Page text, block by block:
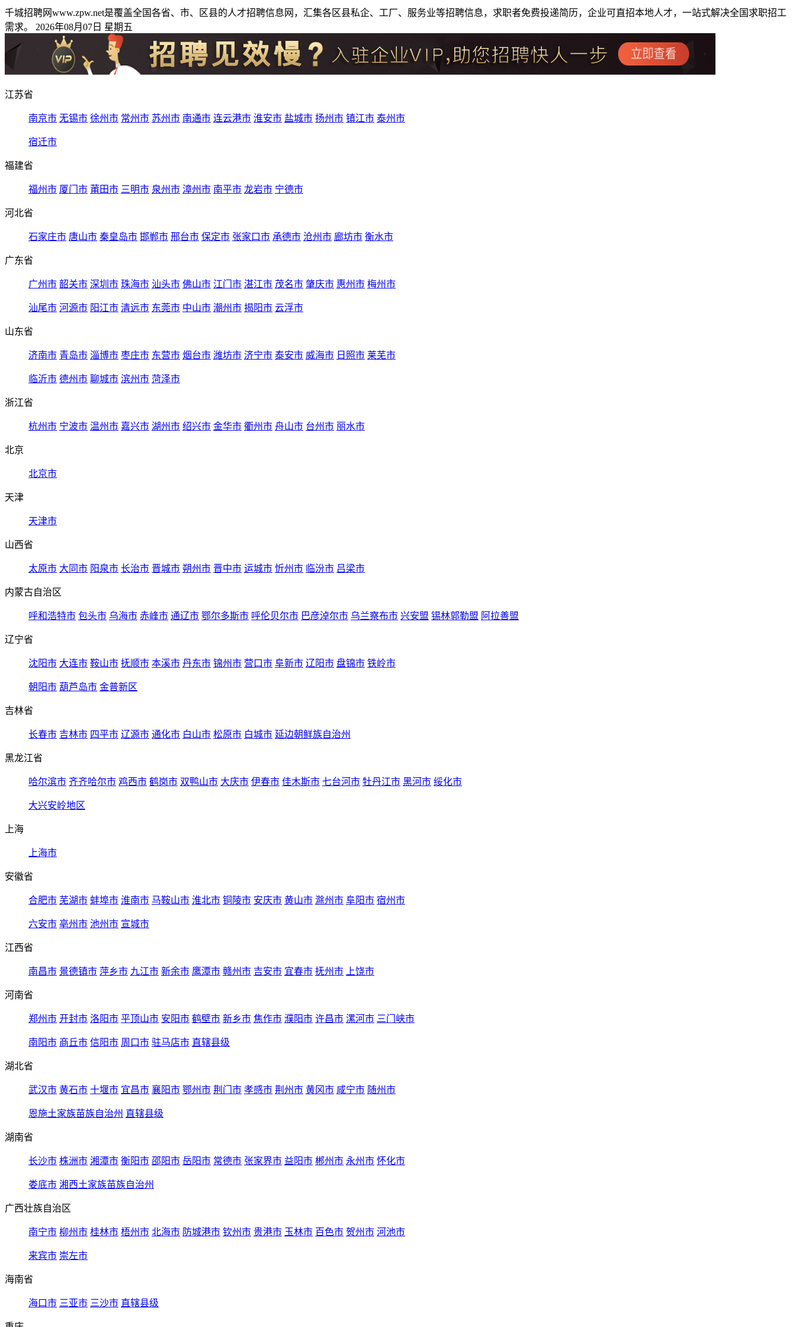
千城招聘网www.zpw.net是覆盖全国各省、市、区县的人才招聘信息网，汇集各区县私企、工厂、服务业等招聘信息，求职者免费投递简历，企业可直招本地人才，一站式解决全国求职招工
需求。 2026年08月07日 星期五
江苏省
南京市 无锡市 徐州市 常州市 苏州市 南通市 连云港市 淮安市 盐城市 扬州市 镇江市 泰州市
宿迁市
福建省
福州市 厦门市 莆田市 三明市 泉州市 漳州市 南平市 龙岩市 宁德市
河北省
石家庄市 唐山市 秦皇岛市 邯郸市 邢台市 保定市 张家口市 承德市 沧州市 廊坊市 衡水市
广东省
广州市 韶关市 深圳市 珠海市 汕头市 佛山市 江门市 湛江市 茂名市 肇庆市 惠州市 梅州市
汕尾市 河源市 阳江市 清远市 东莞市 中山市 潮州市 揭阳市 云浮市
山东省
济南市 青岛市 淄博市 枣庄市 东营市 烟台市 潍坊市 济宁市 泰安市 威海市 日照市 莱芜市
临沂市 德州市 聊城市 滨州市 菏泽市
浙江省
杭州市 宁波市 温州市 嘉兴市 湖州市 绍兴市 金华市 衢州市 舟山市 台州市 丽水市
北京
北京市
天津
天津市
山西省
太原市 大同市 阳泉市 长治市 晋城市 朔州市 晋中市 运城市 忻州市 临汾市 吕梁市
内蒙古自治区
呼和浩特市 包头市 乌海市 赤峰市 通辽市 鄂尔多斯市 呼伦贝尔市 巴彦淖尔市 乌兰察布市 兴安盟 锡林郭勒盟 阿拉善盟
辽宁省
沈阳市 大连市 鞍山市 抚顺市 本溪市 丹东市 锦州市 营口市 阜新市 辽阳市 盘锦市 铁岭市
朝阳市 葫芦岛市 金普新区
吉林省
长春市 吉林市 四平市 辽源市 通化市 白山市 松原市 白城市 延边朝鲜族自治州
黑龙江省
哈尔滨市 齐齐哈尔市 鸡西市 鹤岗市 双鸭山市 大庆市 伊春市 佳木斯市 七台河市 牡丹江市 黑河市 绥化市
大兴安岭地区
上海
上海市
安徽省
合肥市 芜湖市 蚌埠市 淮南市 马鞍山市 淮北市 铜陵市 安庆市 黄山市 滁州市 阜阳市 宿州市
六安市 亳州市 池州市 宣城市
江西省
南昌市 景德镇市 萍乡市 九江市 新余市 鹰潭市 赣州市 吉安市 宜春市 抚州市 上饶市
河南省
郑州市 开封市 洛阳市 平顶山市 安阳市 鹤壁市 新乡市 焦作市 濮阳市 许昌市 漯河市 三门峡市
南阳市 商丘市 信阳市 周口市 驻马店市 直辖县级
湖北省
武汉市 黄石市 十堰市 宜昌市 襄阳市 鄂州市 荆门市 孝感市 荆州市 黄冈市 咸宁市 随州市
恩施土家族苗族自治州 直辖县级
湖南省
长沙市 株洲市 湘潭市 衡阳市 邵阳市 岳阳市 常德市 张家界市 益阳市 郴州市 永州市 怀化市
娄底市 湘西土家族苗族自治州
广西壮族自治区
南宁市 柳州市 桂林市 梧州市 北海市 防城港市 钦州市 贵港市 玉林市 百色市 贺州市 河池市
来宾市 崇左市
海南省
海口市 三亚市 三沙市 直辖县级